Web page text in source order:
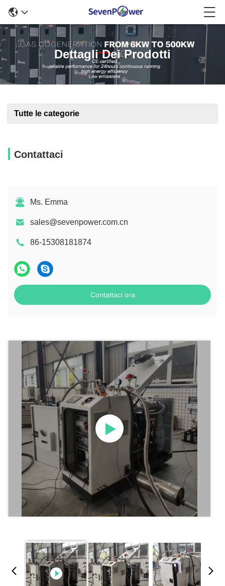
Dettagli Dei Prodotti
Tutte le categorie
Contattaci
Ms. Emma
sales@sevenpower.com.cn
86-15308181874
Contattaci ora